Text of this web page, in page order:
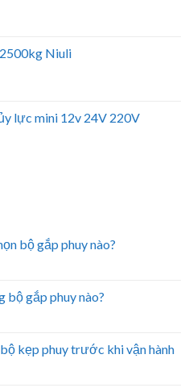
Niuli
lực mini 12v 24V 220V
bộ gắp phuy nào?
bộ gắp phuy nào?
kẹp phuy trước khi vận hành